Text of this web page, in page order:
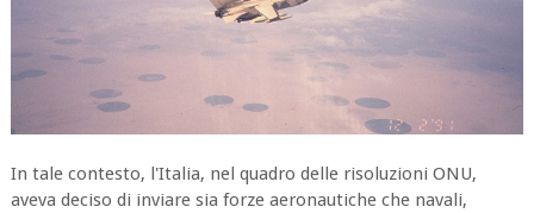
In tale contesto, l'Italia, nel quadro delle risoluzioni ONU,
aveva deciso di inviare sia forze aeronautiche che navali,